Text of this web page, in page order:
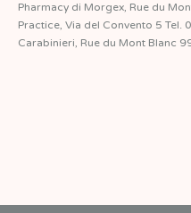
Pharmacy di Morgex, Rue du
Practice, Via del Convento 5 Tel.
Carabinieri, Rue du Mont Blanc